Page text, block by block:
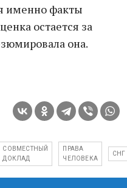
именно факты
остается за
она.
СОВМЕСТНЫЙ
ДОКЛАД
ПРАВА
ЧЕЛОВЕКА
СНГ